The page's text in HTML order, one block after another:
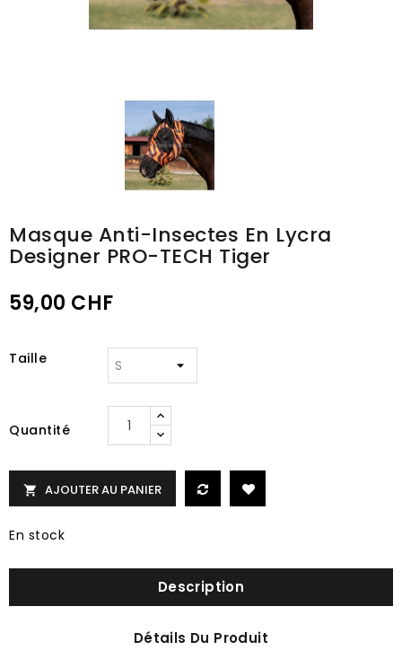
Masque Anti-Insectes En Lycra
Designer PRO-TECH Tiger
59,00 CHF
Taille
Quantité
 AJOUTER AU PANIER
En stock
Description
Détails Du Produit